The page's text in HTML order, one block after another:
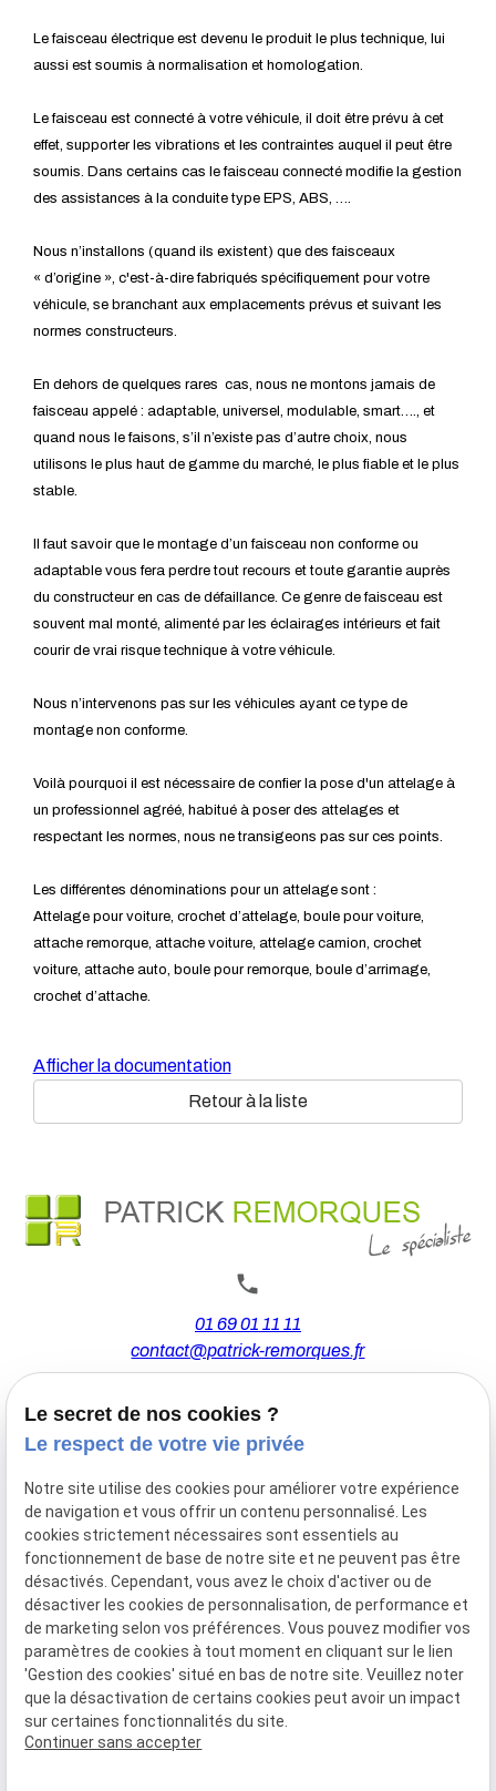
Le faisceau électrique est devenu le produit le plus technique, lui
aussi est soumis à normalisation et homologation.
Le faisceau est connecté à votre véhicule, il doit être prévu à cet
effet, supporter les vibrations et les contraintes auquel il peut être
soumis. Dans certains cas le faisceau connecté modifie la gestion
des assistances à la conduite type EPS, ABS, ….
Nous n’installons (quand ils existent) que des faisceaux
« d’origine », c'est-à-dire fabriqués spécifiquement pour votre
véhicule, se branchant aux emplacements prévus et suivant les
normes constructeurs.
En dehors de quelques rares cas, nous ne montons jamais de
faisceau appelé : adaptable, universel, modulable, smart…., et
quand nous le faisons, s’il n’existe pas d’autre choix, nous
utilisons le plus haut de gamme du marché, le plus fiable et le plus
stable.
Il faut savoir que le montage d’un faisceau non conforme ou
adaptable vous fera perdre tout recours et toute garantie auprès
du constructeur en cas de défaillance. Ce genre de faisceau est
souvent mal monté, alimenté par les éclairages intérieurs et fait
courir de vrai risque technique à votre véhicule.
Nous n’intervenons pas sur les véhicules ayant ce type de
montage non conforme.
Voilà pourquoi il est nécessaire de confier la pose d'un attelage à
un professionnel agréé, habitué à poser des attelages et
respectant les normes, nous ne transigeons pas sur ces points.
Les différentes dénominations pour un attelage sont :
Attelage pour voiture, crochet d’attelage, boule pour voiture,
attache remorque, attache voiture, attelage camion, crochet
voiture, attache auto, boule pour remorque, boule d’arrimage,
crochet d’attache.
Afficher la documentation
Retour à la liste
01 69 01 11 11
contact@patrick-remorques.fr
44 Avenue de la Division Leclerc
91160 BALLAINVILLIERS
Du Mardi au Samedi
De 9h00 à 12h30 et de 13h30 à 18h00
Le Lundi sur rendez-vous.
Mentions
légales
Politique de
confidentialité
Gestion
des
cookies
Plan du
site
Siret :77556328100028
Le secret de nos cookies ?
Le respect de votre vie privée
Notre site utilise des cookies pour améliorer votre expérience
de navigation et vous offrir un contenu personnalisé. Les
cookies strictement nécessaires sont essentiels au
fonctionnement de base de notre site et ne peuvent pas être
désactivés. Cependant, vous avez le choix d'activer ou de
désactiver les cookies de personnalisation, de performance et
de marketing selon vos préférences. Vous pouvez modifier vos
paramètres de cookies à tout moment en cliquant sur le lien
'Gestion des cookies' situé en bas de notre site. Veuillez noter
que la désactivation de certains cookies peut avoir un impact
sur certaines fonctionnalités du site.
Continuer sans accepter